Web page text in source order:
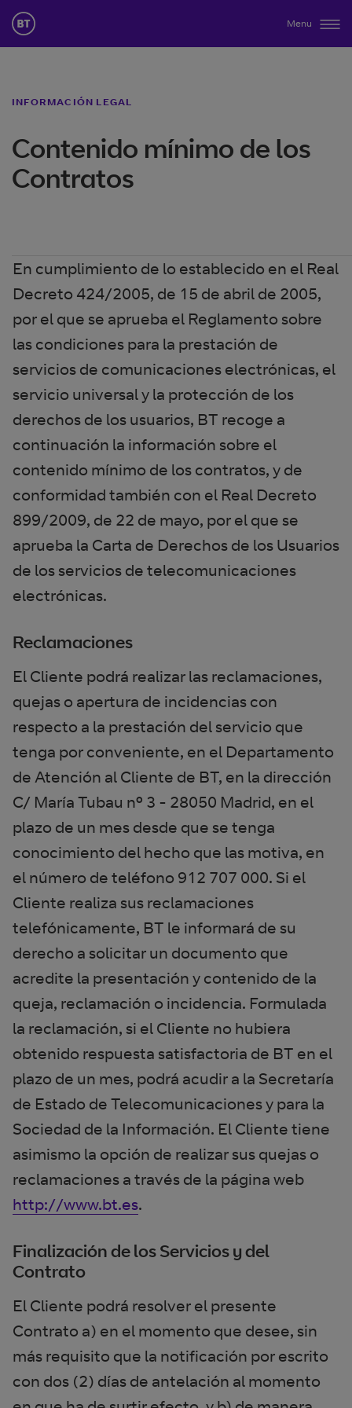
Menu
INFORMACIÓN LEGAL
Contenido mínimo de los
Contratos
En cumplimiento de lo establecido en el Real
Decreto 424/2005, de 15 de abril de 2005,
por el que se aprueba el Reglamento sobre
las condiciones para la prestación de
servicios de comunicaciones electrónicas, el
servicio universal y la protección de los
derechos de los usuarios, BT recoge a
continuación la información sobre el
contenido mínimo de los contratos, y de
conformidad también con el Real Decreto
899/2009, de 22 de mayo, por el que se
aprueba la Carta de Derechos de los Usuarios
de los servicios de telecomunicaciones
electrónicas.
Reclamaciones
El Cliente podrá realizar las reclamaciones,
quejas o apertura de incidencias con
respecto a la prestación del servicio que
tenga por conveniente, en el Departamento
de Atención al Cliente de BT, en la dirección
C/ María Tubau nº 3 - 28050 Madrid, en el
plazo de un mes desde que se tenga
conocimiento del hecho que las motiva, en
el número de teléfono 912 707 000. Si el
Cliente realiza sus reclamaciones
telefónicamente, BT le informará de su
derecho a solicitar un documento que
acredite la presentación y contenido de la
queja, reclamación o incidencia. Formulada
la reclamación, si el Cliente no hubiera
obtenido respuesta satisfactoria de BT en el
plazo de un mes, podrá acudir a la Secretaría
de Estado de Telecomunicaciones y para la
Sociedad de la Información. El Cliente tiene
asimismo la opción de realizar sus quejas o
reclamaciones a través de la página web
http://www.bt.es.
Finalización de los Servicios y del
Contrato
El Cliente podrá resolver el presente
Contrato a) en el momento que desee, sin
más requisito que la notificación por escrito
con dos (2) días de antelación al momento